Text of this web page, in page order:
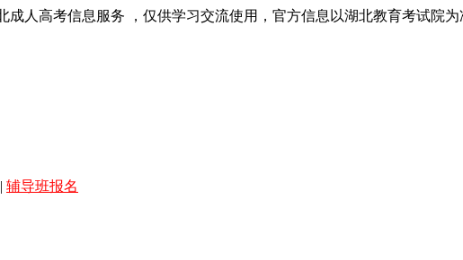
成人高考信息服务 ，仅供学习交流使用，官方信息以湖北教育考试院为
| 辅导班报名